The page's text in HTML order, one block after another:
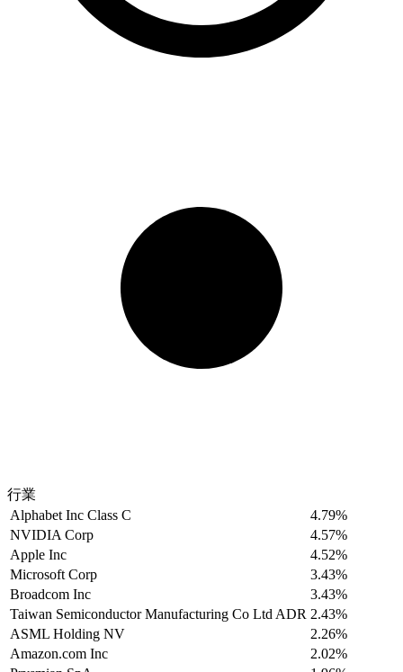
行業
Alphabet Inc Class C
4.79%
NVIDIA Corp
4.57%
Apple Inc
4.52%
Microsoft Corp
3.43%
Broadcom Inc
3.43%
Taiwan Semiconductor Manufacturing Co Ltd ADR 2.43%
ASML Holding NV
2.26%
Amazon.com Inc
2.02%